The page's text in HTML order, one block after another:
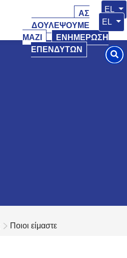
EL
ΑΣ
ΔΟΥΛΕΨΟΥΜΕ
ΜΑΖΙ
ΕΝΗΜΕΡΩΣΗ
ΕΠΕΝΔΥΤΩΝ
EL
Ποιοι είμαστε